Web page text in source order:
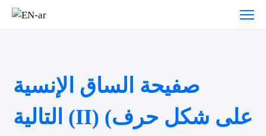
صفيحة الساق الإنسية
التالية (II) (على شكل حرف